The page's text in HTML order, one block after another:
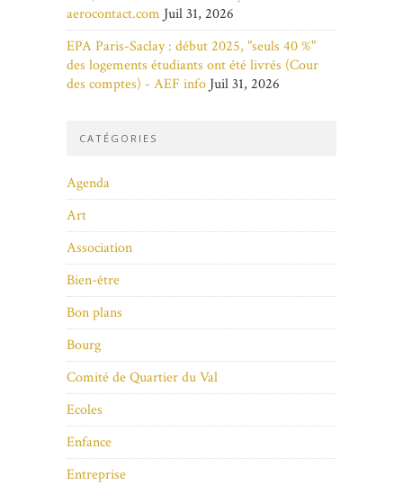
aerocontact.com Juil 31, 2026
EPA Paris-Saclay : début 2025, "seuls 40 %"
des logements étudiants ont été livrés (Cour
des comptes) - AEF info Juil 31, 2026
CATÉGORIES
Agenda
Art
Association
Bien-être
Bon plans
Bourg
Comité de Quartier du Val
Ecoles
Enfance
Entreprise